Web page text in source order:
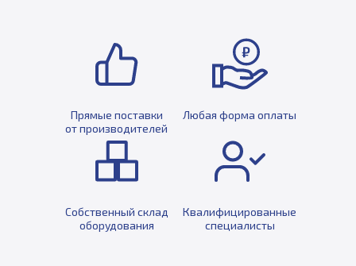
Прямые поставки
от производителей
Любая форма оплаты
Собственный склад
оборудования
Квалифицированные
специалисты